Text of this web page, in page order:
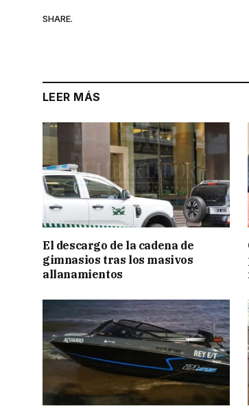
SHARE.
LEER MÁS
El descargo de la cadena de
gimnasios tras los masivos
allanamientos